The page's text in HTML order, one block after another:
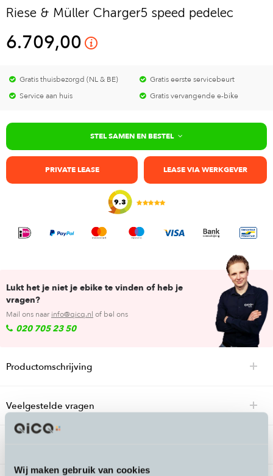
Wij maken gebruik van cookies
Riese & Müller Charger5 speed pedelec
6.709,00
Gratis thuisbezorgd (NL & BE)
Gratis eerste servicebeurt
Service aan huis
Gratis vervangende e-bike
STEL SAMEN EN BESTEL
PRIVATE LEASE LEASE VIA WERKGEVER
9.3
Lukt het je niet je ebike te vinden of heb je
vragen?
Mail ons naar info@qicq.nl of bel ons
020 705 23 50
Productomschrijving
Veelgestelde vragen